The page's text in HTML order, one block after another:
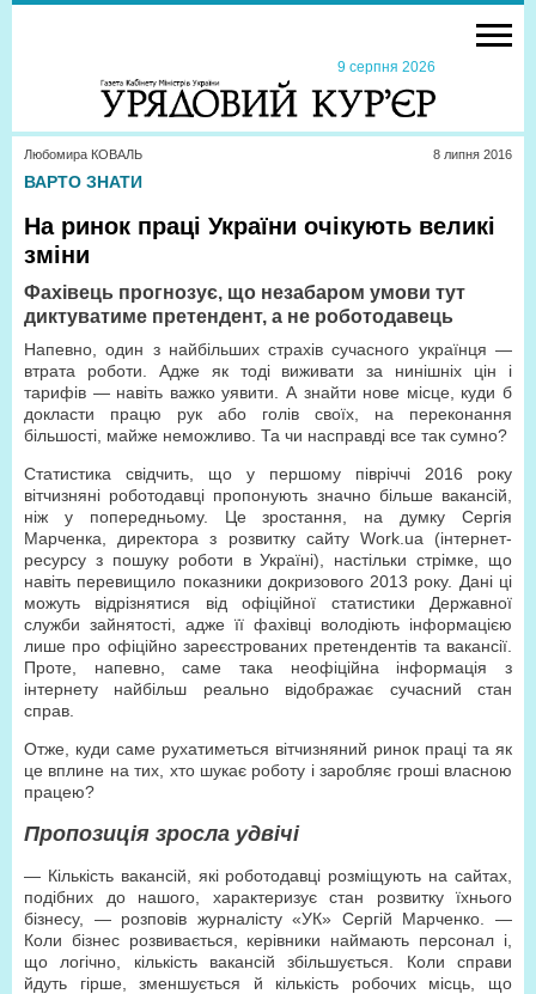
9 серпня 2026
Любомира КОВАЛЬ 8 липня 2016
ВАРТО ЗНАТИ
На ринок праці України очікують великі
зміни
Фахівець прогнозує, що незабаром умови тут
диктуватиме претендент, а не роботодавець
Напевно, один з найбільших страхів сучасного українця —
втрата роботи. Адже як тоді виживати за нинішніх цін і
тарифів — навіть важко уявити. А знайти нове місце, куди б
докласти працю рук або голів своїх, на переконання
більшості, майже неможливо. Та чи насправді все так сумно?
Статистика свідчить, що у першому півріччі 2016 року
вітчизняні роботодавці пропонують значно більше вакансій,
ніж у попередньому. Це зростання, на думку Сергія
Марченка, директора з розвитку сайту Work.ua (інтернет-
ресурсу з пошуку роботи в Україні), настільки стрімке, що
навіть перевищило показники докризового 2013 року. Дані ці
можуть відрізнятися від офіційної статистики Державної
служби зайнятості, адже її фахівці володіють інформацією
лише про офіційно зареєстрованих претендентів та вакансії.
Проте, напевно, саме така неофіційна інформація з
інтернету найбільш реально відображає сучасний стан
справ.
Отже, куди саме рухатиметься вітчизняний ринок праці та як
це вплине на тих, хто шукає роботу і заробляє гроші власною
працею?
Пропозиція зросла удвічі
— Кількість вакансій, які роботодавці розміщують на сайтах,
подібних до нашого, характеризує стан розвитку їхнього
бізнесу, — розповів журналісту «УК» Сергій Марченко. —
Коли бізнес розвивається, керівники наймають персонал і,
що логічно, кількість вакансій збільшується. Коли справи
йдуть гірше, зменшується й кількість робочих місць, що